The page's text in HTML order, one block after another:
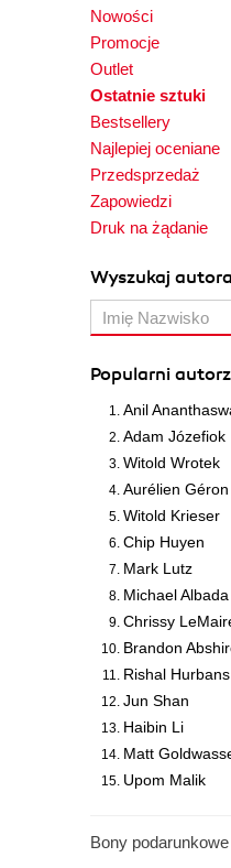
Nowości
Promocje
Outlet
Ostatnie sztuki
Bestsellery
Najlepiej oceniane
Przedsprzedaż
Zapowiedzi
Druk na żądanie
Wyszukaj autora
Popularni
Anil
Adam Józefiok
Witold Wrotek
Aurélien Géron
Witold Krieser
Chip Huyen
Mark Lutz
Michael Albada
Chrissy
Brandon
Rishal Hurbans
Jun Shan
Haibin Li
Matt
Upom Malik
Bony